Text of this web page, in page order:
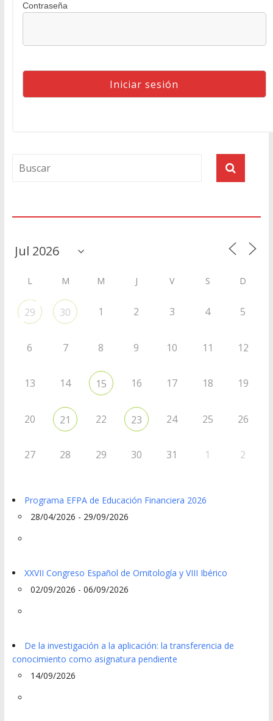
Contraseña
L M M J V S D
29 30 1 2 3 4 5
6 7 8 9 10 11 12
13 14 15 16 17 18 19
20 21 22 23 24 25 26
27 28 29 30 31 1 2
Programa EFPA de Educación Financiera 2026
28/04/2026 - 29/09/2026
XXVII Congreso Español de Ornitología y VIII Ibérico
02/09/2026 - 06/09/2026
De la investigación a la aplicación: la transferencia de
conocimiento como asignatura pendiente
14/09/2026